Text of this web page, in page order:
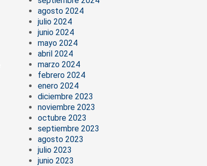
agosto 2024
julio 2024
junio 2024
mayo 2024
abril 2024
marzo 2024
febrero 2024
enero 2024
diciembre 2023
noviembre 2023
octubre 2023
septiembre 2023
agosto 2023
julio 2023
junio 2023